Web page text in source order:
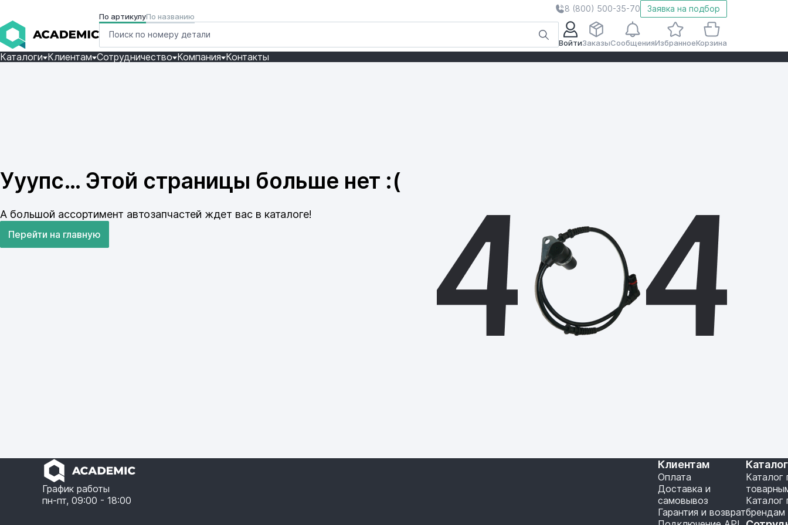
8 (800) 500-35-70 Заявка на подбор
По артикулуПо названию
ВойтиЗаказыСообщенияИзбранноеКорзина
Каталоги Клиентам Сотрудничество Компания Контакты
Ууупс… Этой страницы больше нет :(
А большой ассортимент автозапчастей ждет вас в каталоге!
Перейти на главную
График работы
пн-пт, 09:00 - 18:00
Клиентам
Оплата
Доставка и
самовывоз
Гарантия и возврат
Каталог
Каталог
брендам